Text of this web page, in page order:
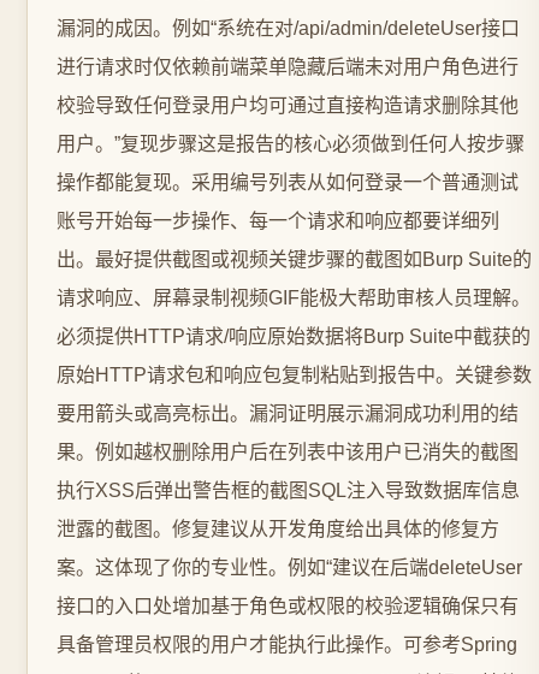
漏洞的成因。例如“系统在对/api/admin/deleteUser接口
进行请求时仅依赖前端菜单隐藏后端未对用户角色进行
校验导致任何登录用户均可通过直接构造请求删除其他
用户。”复现步骤这是报告的核心必须做到任何人按步骤
操作都能复现。采用编号列表从如何登录一个普通测试
账号开始每一步操作、每一个请求和响应都要详细列
出。最好提供截图或视频关键步骤的截图如Burp Suite的
请求响应、屏幕录制视频GIF能极大帮助审核人员理解。
必须提供HTTP请求/响应原始数据将Burp Suite中截获的
原始HTTP请求包和响应包复制粘贴到报告中。关键参数
要用箭头或高亮标出。漏洞证明展示漏洞成功利用的结
果。例如越权删除用户后在列表中该用户已消失的截图
执行XSS后弹出警告框的截图SQL注入导致数据库信息
泄露的截图。修复建议从开发角度给出具体的修复方
案。这体现了你的专业性。例如“建议在后端deleteUser
接口的入口处增加基于角色或权限的校验逻辑确保只有
具备管理员权限的用户才能执行此操作。可参考Spring